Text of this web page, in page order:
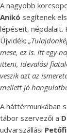
A nagyobb
Anikó segítenek
lépéseit, népdalait.
Újvidék:
mese, ez is. Itt egy
itteni, idevalósi
veszik azt az
mellett jó
A háttérmunkában
tábor szervezői a
udvarszállási